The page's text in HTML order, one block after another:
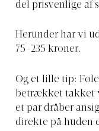
del prisvenlige af
Herunder har vi
75-235 kroner.
Og et lille tip:
betrækket takket
et par dråber
direkte på huden